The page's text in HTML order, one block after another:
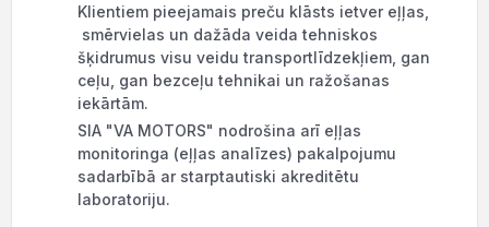
Klientiem pieejamais preču klāsts ietver eļļas,
smērvielas un dažāda veida tehniskos
šķidrumus visu veidu transportlīdzekļiem, gan
ceļu, gan bezceļu tehnikai un ražošanas
iekārtām.
SIA "VA MOTORS" nodrošina arī eļļas
monitoringa (eļļas analīzes) pakalpojumu
sadarbībā ar starptautiski akreditētu
laboratoriju.